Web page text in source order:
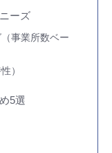
ーズ
事業所数ベー
）
5選